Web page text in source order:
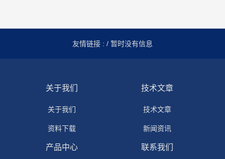
友情链接 : / 暂时没有信息
关于我们
关于我们
资料下载
技术文章
技术文章
新闻资讯
产品中心 联系我们